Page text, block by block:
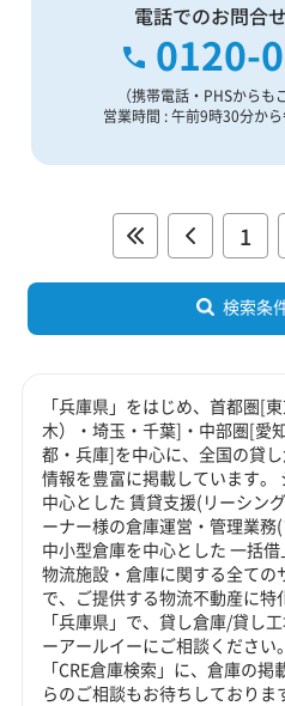
電話でのお問合
0120-
（携帯電話・PHSからも
営業時間 : 午前9時30分か
1
検索条
「兵庫県」をはじめ、首都圏[
木）・埼玉・千葉]・中部圏[愛
都・兵庫]を中心に、全国の貸
情報を豊富に掲載しています。
中心とした 賃貸支援(リーシン
ーナー様の倉庫運営・管理業務
中小型倉庫を中心とした 一括借
物流施設・倉庫に関する全て
で、ご提供する物流不動産に特
「兵庫県」で、貸し倉庫/貸し
ーアールイーにご相談ください
「CRE倉庫検索」に、倉庫の
らのご相談もお待ちしておりま